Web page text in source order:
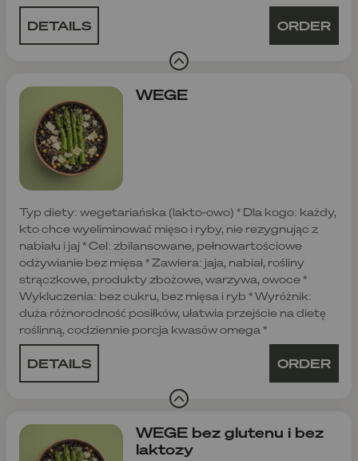
DETAILS ORDER
WEGE
Typ diety: wegetariańska (lakto-owo) * Dla kogo: każdy,
kto chce wyeliminować mięso i ryby, nie rezygnując z
nabiału i jaj * Cel: zbilansowane, pełnowartościowe
odżywianie bez mięsa * Zawiera: jaja, nabiał, rośliny
strączkowe, produkty zbożowe, warzywa, owoce *
Wykluczenia: bez cukru, bez mięsa i ryb * Wyróżnik:
duża różnorodność posiłków, ułatwia przejście na dietę
roślinną, codziennie porcja kwasów omega *
DETAILS ORDER
WEGE bez glutenu i bez
laktozy